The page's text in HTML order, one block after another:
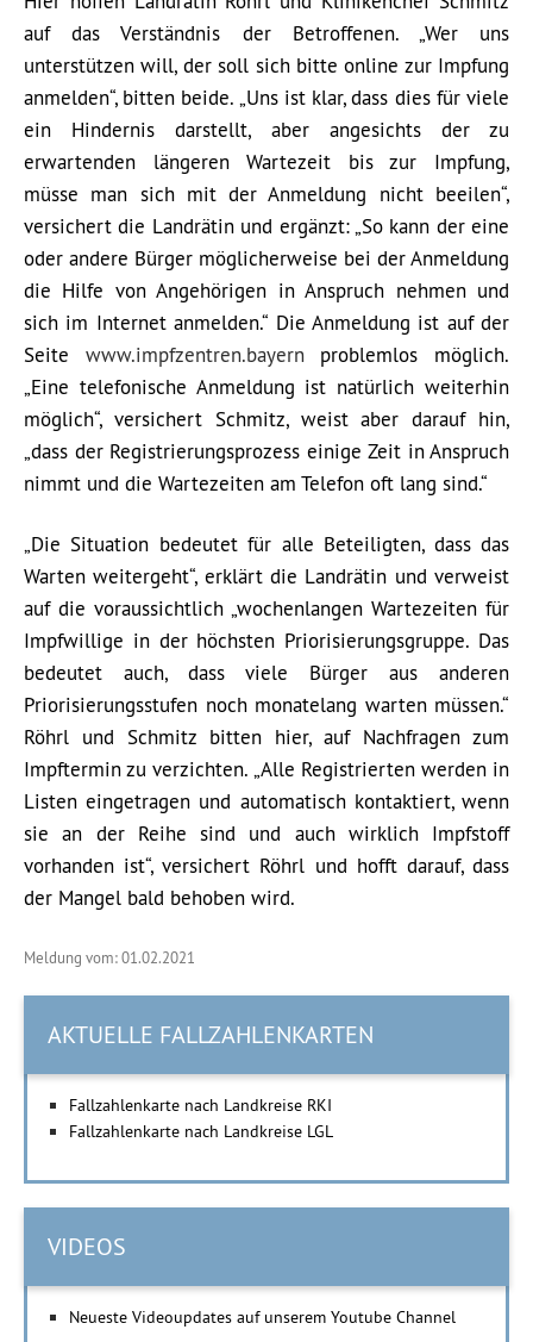
auf das Verständnis der Betroffenen. „Wer uns
unterstützen will, der soll sich bitte online zur Impfung
anmelden“, bitten beide. „Uns ist klar, dass dies für viele
ein Hindernis darstellt, aber angesichts der zu
erwartenden längeren Wartezeit bis zur Impfung,
müsse man sich mit der Anmeldung nicht beeilen“,
versichert die Landrätin und ergänzt: „So kann der eine
oder andere Bürger möglicherweise bei der Anmeldung
die Hilfe von Angehörigen in Anspruch nehmen und
sich im Internet anmelden.“ Die Anmeldung ist auf der
Seite www.impfzentren.bayernproblemlos möglich.
„Eine telefonische Anmeldung ist natürlich weiterhin
möglich“, versichert Schmitz, weist aber darauf hin,
„dass der Registrierungsprozess einige Zeit in Anspruch
nimmt und die Wartezeiten am Telefon oft lang sind.“
„Die Situation bedeutet für alle Beteiligten, dass das
Warten weitergeht“, erklärt die Landrätin und verweist
auf die voraussichtlich „wochenlangen Wartezeiten für
Impfwillige in der höchsten Priorisierungsgruppe. Das
bedeutet auch, dass viele Bürger aus anderen
Priorisierungsstufen noch monatelang warten müssen.“
Röhrl und Schmitz bitten hier, auf Nachfragen zum
Impftermin zu verzichten. „Alle Registrierten werden in
Listen eingetragen und automatisch kontaktiert, wenn
sie an der Reihe sind und auch wirklich Impfstoff
vorhanden ist“, versichert Röhrl und hofft darauf, dass
der Mangel bald behoben wird.
Meldung vom: 01.02.2021
AKTUELLE FALLZAHLENKARTEN
Fallzahlenkarte nach Landkreise RKI
Fallzahlenkarte nach Landkreise LGL
VIDEOS
Neueste Videoupdates auf unserem Youtube Channel